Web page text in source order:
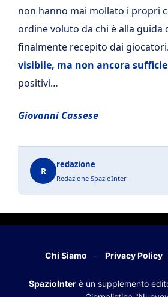
non hanno mai mollato i propri
ordine voluto da chi è alla guida
finalmente recepito dai giocatori.
visibile, ma non ancora
positivi…
Giovanni Cassese
R
redazione
Redazione SpazioInter
Chi Siamo Privacy Policy
SpazioInter è un supplemento